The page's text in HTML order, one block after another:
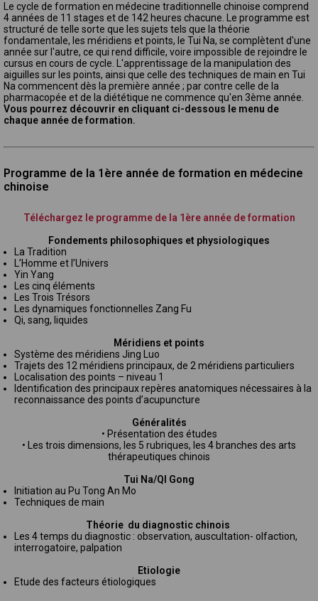
Le cycle de formation en médecine traditionnelle chinoise comprend
4 années de 11 stages et de 142 heures chacune. Le programme est
structuré de telle sorte que les sujets tels que la théorie
fondamentale, les méridiens et points, le Tui Na, se complètent d'une
année sur l'autre, ce qui rend difficile, voire impossible de rejoindre le
cursus en cours de cycle. L'apprentissage de la manipulation des
aiguilles sur les points, ainsi que celle des techniques de main en Tui
Na commencent dès la première année ; par contre celle de la
pharmacopée et de la diététique ne commence qu'en 3ème année.
Vous pourrez découvrir en cliquant ci-dessous le menu de
chaque année de formation.
Programme de la 1ère année de formation en médecine
chinoise
Téléchargez le programme de la 1ère année de formation
Fondements philosophiques et physiologiques
La Tradition
L’Homme et l’Univers
Yin Yang
Les cinq éléments
Les Trois Trésors
Les dynamiques fonctionnelles Zang Fu
Qi, sang, liquides
Méridiens et points
Système des méridiens Jing Luo
Trajets des 12 méridiens principaux, de 2 méridiens particuliers
Localisation des points – niveau 1
Identification des principaux repères anatomiques nécessaires à la
reconnaissance des points d’acupuncture
Généralités
• Présentation des études
• Les trois dimensions, les 5 rubriques, les 4 branches des arts
thérapeutiques chinois
Tui Na/QI Gong
Initiation au Pu Tong An Mo
Techniques de main
Théorie du diagnostic chinois
Les 4 temps du diagnostic : observation, auscultation- olfaction,
interrogatoire, palpation
Etiologie
Etude des facteurs étiologiques